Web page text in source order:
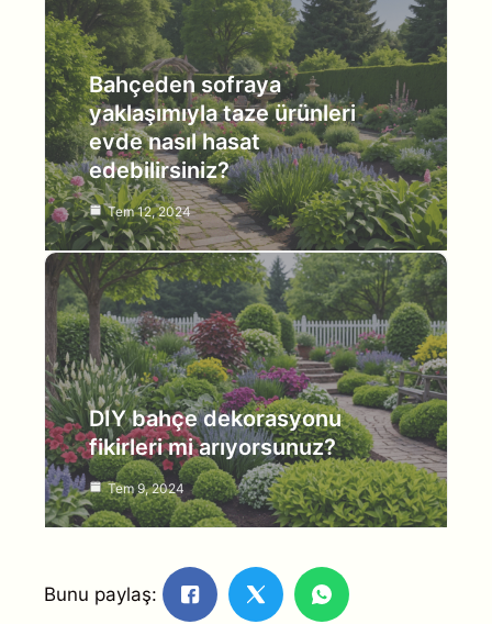
Bahçeden sofraya
yaklaşımıyla taze ürünleri
evde nasıl hasat
edebilirsiniz?
Tem 12, 2024
DIY bahçe dekorasyonu
fikirleri mi arıyorsunuz?
Tem 9, 2024
Bunu paylaş: